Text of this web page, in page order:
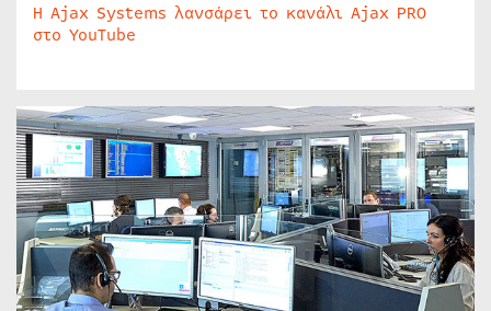
Η Ajax Systems λανσάρει το κανάλι Ajax PRO
στο YouTube